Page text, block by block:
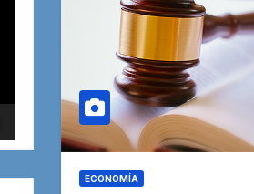
ECONOMÍA